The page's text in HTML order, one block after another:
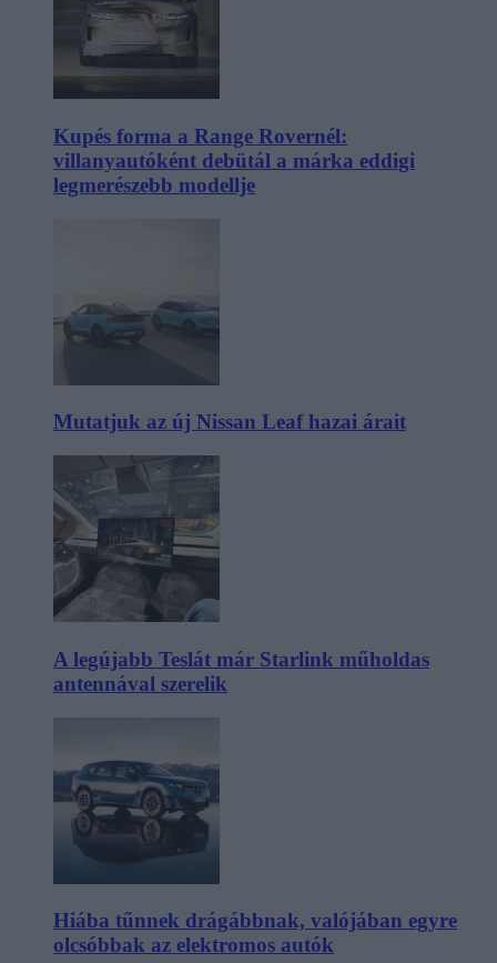
Kupés forma a Range Rovernél:
villanyautóként debütál a márka eddigi
legmerészebb modellje
Mutatjuk az új Nissan Leaf hazai árait
A legújabb Teslát már Starlink műholdas
antennával szerelik
Hiába tűnnek drágábbnak, valójában egyre
olcsóbbak az elektromos autók